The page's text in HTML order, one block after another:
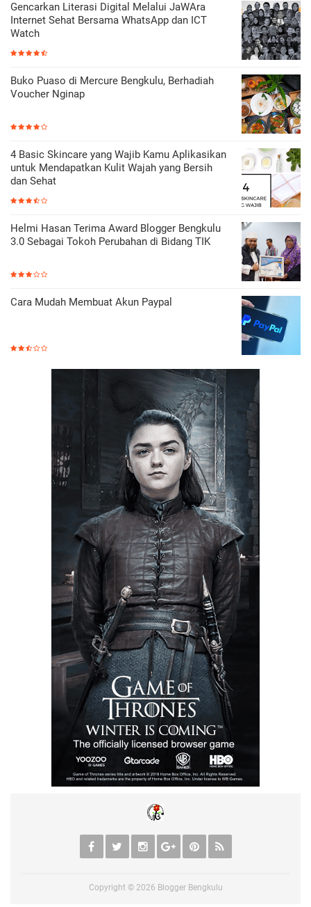
Gencarkan Literasi Digital Melalui JaWAra
Internet Sehat Bersama WhatsApp dan ICT
Watch
Buko Puaso di Mercure Bengkulu, Berhadiah
Voucher Nginap
4 Basic Skincare yang Wajib Kamu Aplikasikan
untuk Mendapatkan Kulit Wajah yang Bersih
dan Sehat
Helmi Hasan Terima Award Blogger Bengkulu
3.0 Sebagai Tokoh Perubahan di Bidang TIK
Cara Mudah Membuat Akun Paypal
Copyright © 2026 Blogger Bengkulu